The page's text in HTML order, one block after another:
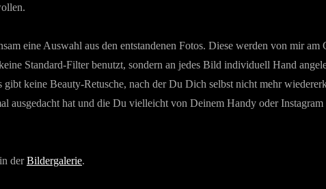
eine Auswahl aus den entstandenen Fotos. Diese werden von mir
Standard-Filter benutzt, sondern an jedes Bild individuell Hand
gibt keine Beauty-Retusche, nach der Du Dich selbst nicht mehr
ausgedacht hat und die Du vielleicht von Deinem Handy oder
derBildergalerie.